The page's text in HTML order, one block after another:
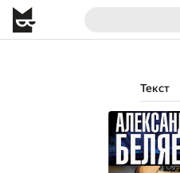
Текст